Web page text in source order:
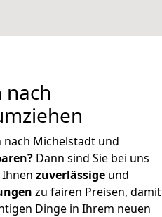
nach
nach Michelstadt und
Dann sind Sie bei uns
zuverlässige und
zu fairen Preisen, damit
Dinge in Ihrem neuen